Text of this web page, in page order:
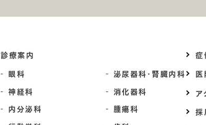
診療案内
眼科
泌尿器科・腎臓内科
神経科
消化器科
内分泌科
腫瘍科
症
医
ア
採